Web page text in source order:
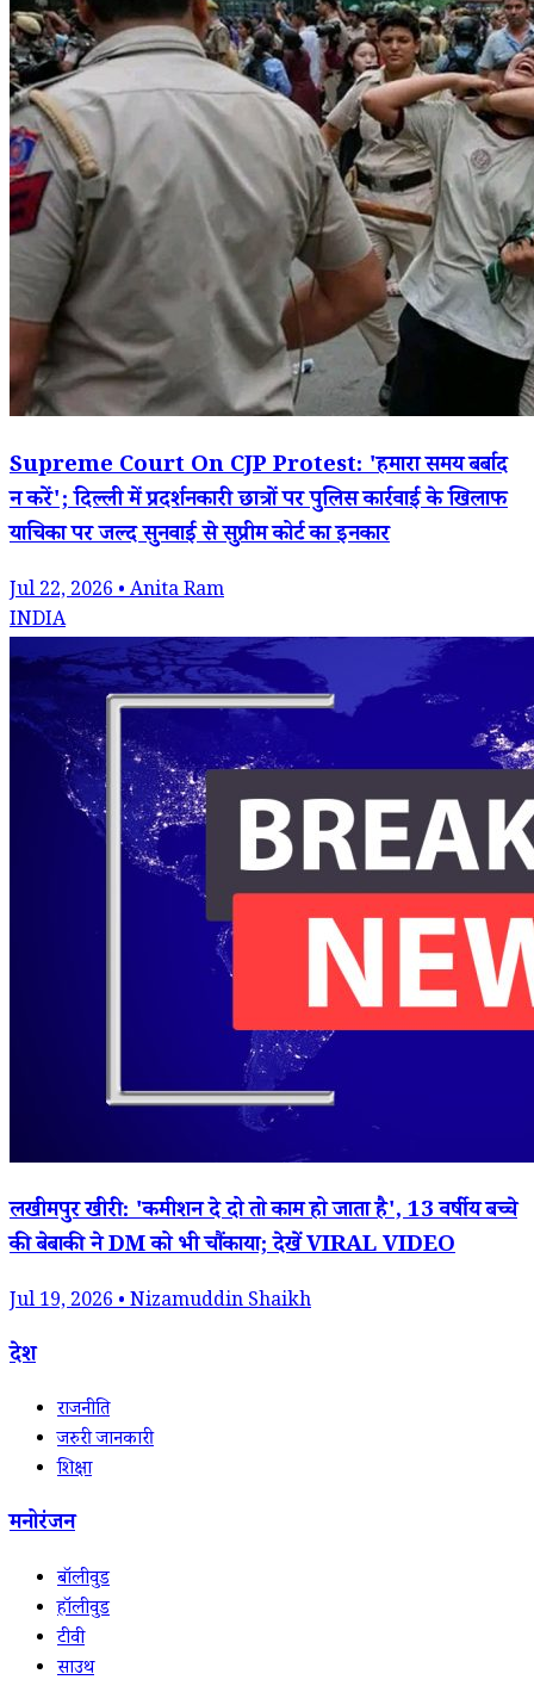
Supreme Court On CJP Protest: 'हमारा समय बर्बाद
न करें'; दिल्ली में प्रदर्शनकारी छात्रों पर पुलिस कार्रवाई के खिलाफ
याचिका पर जल्द सुनवाई से सुप्रीम कोर्ट का इनकार
Jul 22, 2026 • Anita Ram
INDIA
लखीमपुर खीरी: 'कमीशन दे दो तो काम हो जाता है', 13 वर्षीय बच्चे
की बेबाकी ने DM को भी चौंकाया; देखें VIRAL VIDEO
Jul 19, 2026 • Nizamuddin Shaikh
देश
राजनीति
जरुरी जानकारी
शिक्षा
मनोरंजन
बॉलीवुड
हॉलीवुड
टीवी
साउथ